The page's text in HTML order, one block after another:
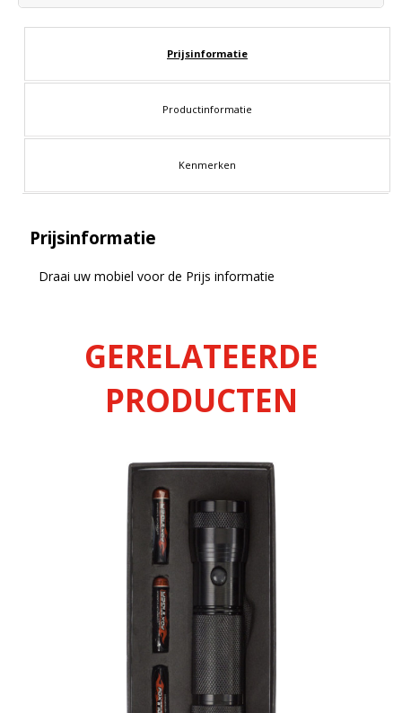
Prijsinformatie
Productinformatie
Kenmerken
Prijsinformatie
Draai uw mobiel voor de Prijs informatie
GERELATEERDE
PRODUCTEN